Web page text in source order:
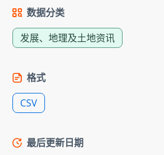
数据分类
发展、地理及土地资讯
格式
CSV
最后更新日期